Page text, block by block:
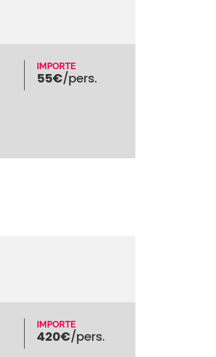
IMPORTE
55€/pers.
IMPORTE
420€/pers.